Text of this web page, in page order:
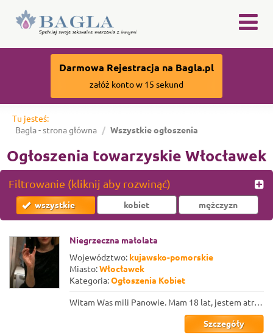
×
Darmowa Rejestracja na Bagla.pl
załóż konto w 15 sekund
Tu jesteś:
Bagla - strona główna
Wszystkie ogłoszenia
Ogłoszenia towarzyskie Włocławek
Filtrowanie (kliknij aby rozwinąć)
wszystkie kobiet mężczyzn
Niegrzeczna małolata
Województwo: kujawsko-pomorskie
Miasto:Włocławek
Kategoria:Ogłoszenia Kobiet
Witam Was mili Panowie. Mam 18 lat, jestem atrakcyjną, szaloną lolitką. Mam 165 ...
Szczegóły